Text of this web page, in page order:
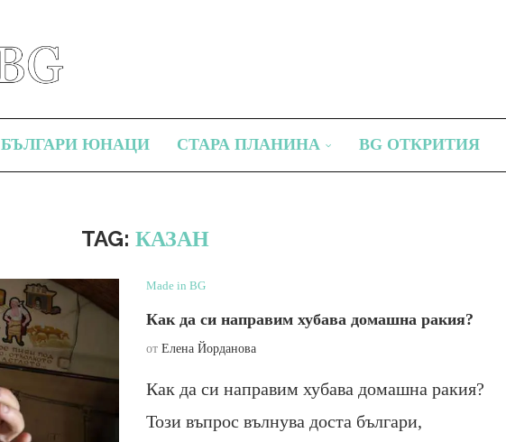
БЪЛГАРИ ЮНАЦИ СТАРА ПЛАНИНА BG ОТКРИТИЯ
TAG: КАЗАН
Made in BG
Как да си направим хубава домашна ракия?
от Елена Йорданова
Как да си направим хубава домашна ракия?
Този въпрос вълнува доста българи,